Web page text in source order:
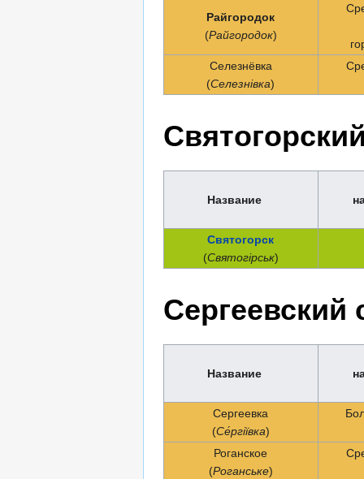
Райгородок
(Райгородок)
Селезнёвка
(Селезнiвка)
Название
Святогорск
(Святогірськ)
Сергеевский
Название
Сергеевка
(Се́ргіївка)
Роганское
(Роганське)